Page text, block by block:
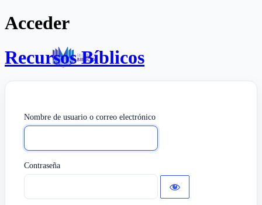
Acceder
Recursos Bíblicos
Nombre de usuario o correo electrónico
Contraseña